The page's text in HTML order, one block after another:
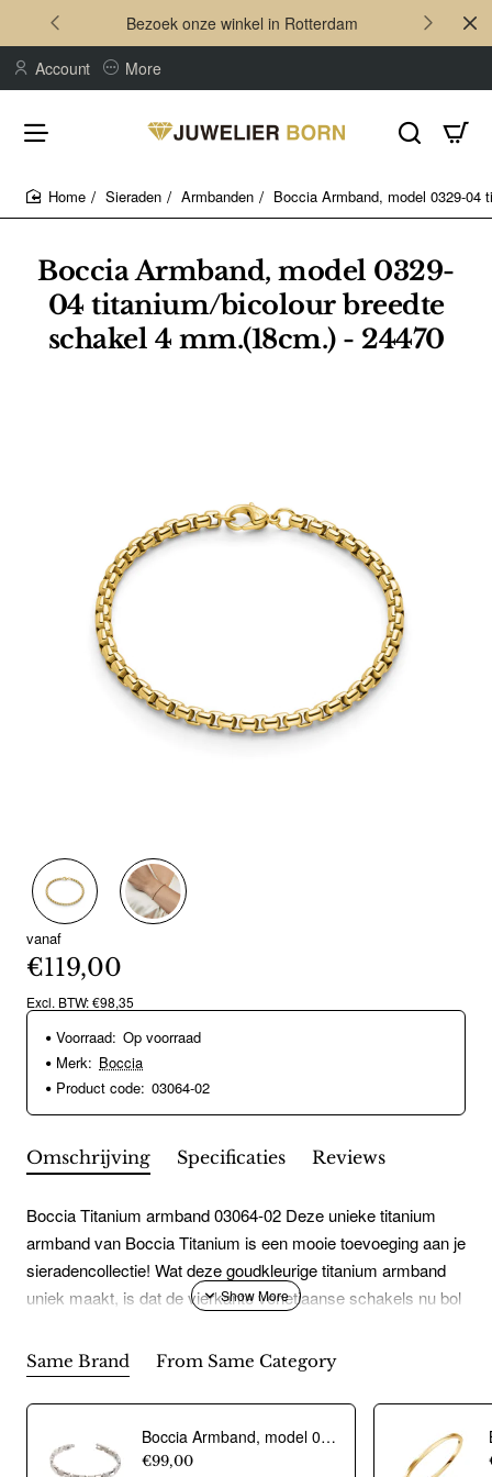
Bezoek onze winkel in Rotterdam
Account More
Boccia Armband, model 0329-
04 titanium/bicolour breedte
schakel 4 mm.(18cm.) - 24470
Sieraden Armbanden Boccia Armband, model 0329-04
vanaf
€119,00
Excl. BTW: €98,35
Voorraad: Op voorraad
Merk: Boccia
Product code: 03064-02
Omschrijving Specificaties Reviews
Boccia Titanium armband 03064-02 Deze unieke titanium
armband van Boccia Titanium is een mooie toevoeging aan je
sieradencollectie! Wat deze goudkleurige titanium armband
uniek maakt, is dat de vierkante venetiaanse schakels nu bol
een lengte van 18cm en sluit met een cartierslot. Ook
leverbaar in 16 en 20cm. Combineer de armband met het
bijpassende collier en oorbellen voor een complete look.
Advies is om met vergulde sieraden niet te
zwemmen/douchen. Door de armband 's nachts af te doen
Same Brand From Same Category
Boccia Armband, model 03007-01 - 19659
€99,00